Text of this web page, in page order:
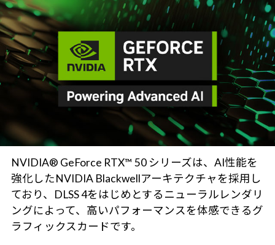
NVIDIA® GeForce RTX™ 50 シリーズは、AI性能を
強化したNVIDIA Blackwellアーキテクチャを採用し
ており、DLSS 4をはじめとするニューラルレンダリ
ングによって、高いパフォーマンスを体感できるグ
ラフィックスカードです。